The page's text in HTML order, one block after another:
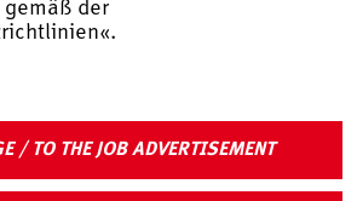
gemäß der
.
/ TO THE JOB ADVERTISEMENT